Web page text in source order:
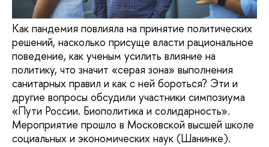
Как пандемия повлияла на принятие политических
решений, насколько присуще власти рациональное
поведение, как ученым усилить влияние на
политику, что значит «серая зона» выполнения
санитарных правил и как с ней бороться? Эти и
другие вопросы обсудили участники симпозиума
«Пути России. Биополитика и солидарность».
Мероприятие прошло в Московской высшей школе
социальных и экономических наук (Шанинке).